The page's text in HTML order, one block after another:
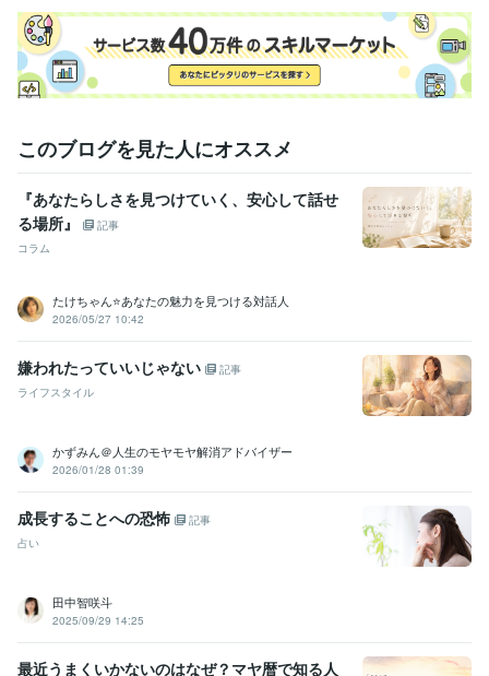
エンジニア / 情報システム・社内SE 経験年数 : 4年
マーケティング / 商品企画・開発 経験年数 : 2年
管理 / 総務 経験年数 : 2年
事務・ビジネスサポート / 事務（一般事務） 経験年数 : 10年
人事 / 労務・給与 経験年数 : 3年
職歴
花蓮 2009年7月 ~ 現在
●●会社 1991年10月 ~ 1993年2月
●●医院 2000年11月 ~ 2004年11月
●●会社
大手電話占い会社 2014年6月 ~ 2015年3月
資格・検定
ビジネス・クリエイティブツール
Google ドキュメント:5年PowerPoint:3年
STORES:1年
カラーミーショップ:15年
ChatGPT:1年
得意分野
占い タロット占い・霊感・チャネリング・時マヤ
恋愛 仕事 人間関係 開運
悩み相談・カウンセリング 思考と現実の関係・脳の仕組み・考え方
このブログを見た人にオススメ
『あなたらしさを見つけていく、安心して話せ
る場所』
記事
コラム
たけちゃん⭐あなたの魅力を見つける対話人
2026/05/27 10:42
嫌われたっていいじゃない
記事
ライフスタイル
かずみん＠人生のモヤモヤ解消アドバイザー
2026/01/28 01:39
成長することへの恐怖
記事
占い
田中智咲斗
2025/09/29 14:25
最近うまくいかないのはなぜ？マヤ暦で知る人